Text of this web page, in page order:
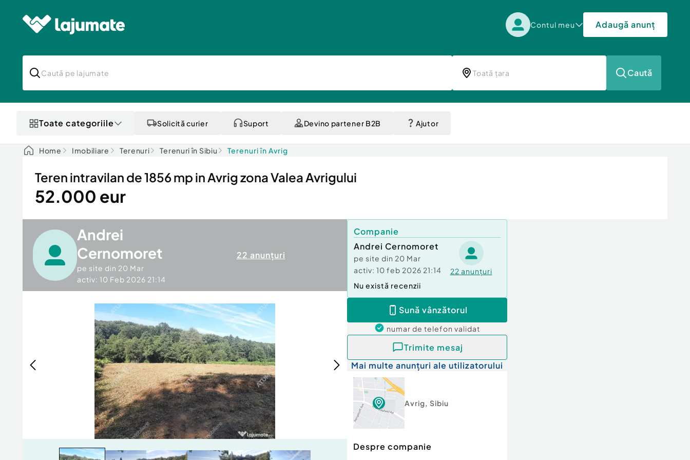
Contul meu Adaugă anunț
Caută
Toate categoriile Solicită curier Suport Devino partener B2B Ajutor
Home Imobiliare Terenuri Terenuri în Sibiu Terenuri în Avrig
Teren intravilan de 1856 mp in Avrig zona Valea Avrigului
52.000 eur
Andrei
Cernomoret
pe site din 20 Mar
activ: 10 Feb 2026 21:14
22 anunțuri
Companie
Andrei Cernomoret
pe site din 20 Mar
activ: 10 feb 2026 21:14 22 anunțuri
Nu există recenzii
Sună vânzătorul
numar de telefon validat
Trimite mesaj
Mai multe anunțuri ale utilizatorului
Avrig, Sibiu
Despre companie